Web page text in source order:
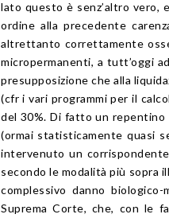
lato questo è senz’altro vero,
ordine alla precedente
altrettanto correttamente
micropermanenti, a tutt’oggi
presupposizione che alla
(cfr i vari programmi per il
del 30%. Di fatto un repentino
(ormai statisticamente quasi
intervenuto un
secondo le modalità più sopra
complessivo danno
Suprema Corte, che, con le